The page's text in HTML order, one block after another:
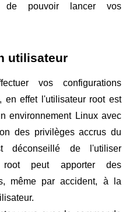
de pouvoir lancer vos
utilisateur
vos configurations
en effet l'utilisateur root est
environnement Linux avec
des privilèges accrus du
de l'utiliser
root peut apporter des
même par accident, à la